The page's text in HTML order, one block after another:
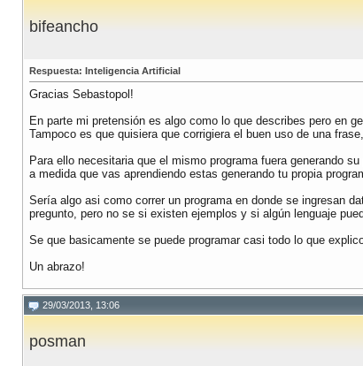
bifeancho
Respuesta: Inteligencia Artificial
Gracias Sebastopol!
En parte mi pretensión es algo como lo que describes pero en
Tampoco es que quisiera que corrigiera el buen uso de una
Para ello necesitaria que el mismo programa fuera generando
a medida que vas aprendiendo estas generando tu propia
Sería algo asi como correr un programa en donde se ingresan
pregunto, pero no se si existen ejemplos y si algún lenguaje
Se que basicamente se puede programar casi todo lo que
Un abrazo!
29/03/2013, 13:06
posman